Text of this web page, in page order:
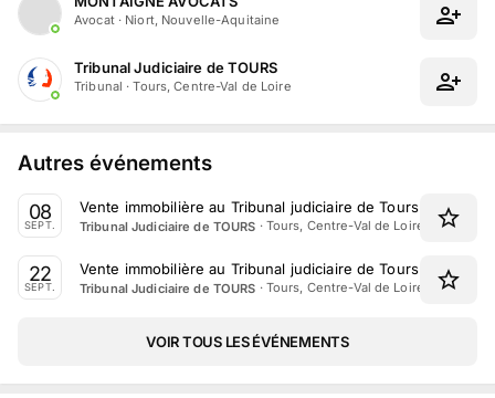
Avocat· Niort, Nouvelle-Aquitaine
Tribunal Judiciaire de TOURS
Tribunal ·Tours, Centre-Val de Loire
Autres événements
08
SEPT.
Vente immobilière au Tribunal judiciaire de Tours le 8
Tribunal Judiciaire de TOURS · Tours, Centre-Val de Loire
22
SEPT.
Vente immobilière au Tribunal judiciaire de Tours le 22
Tribunal Judiciaire de TOURS · Tours, Centre-Val de Loire
VOIR TOUS LES ÉVÉNEMENTS